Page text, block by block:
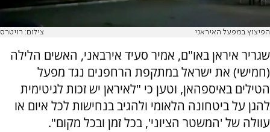
הפיצוץ במפעל האיראני צילום: רויטרס
שגריר איראן באו"ם, אמיר סעיד אירבאני, האשים הלילה
(חמישי) את ישראל במתקפת הרחפנים נגד מפעל
הטילים באיספהאן, וטען כי "לאיראן יש זכות לגיטימית
להגן על ביטחונה הלאומי ולהגיב בנחישות לכל איום או
עוולה של 'המשטר הציוני', בכל זמן ובכל מקום".